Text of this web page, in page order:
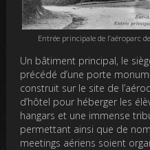
Entrée principale de l’aéroparc
Un bâtiment principal, le
précédé d’une porte
construit sur le site de
d’hôtel pour héberger les
hangars et une immense
permettant ainsi que de
meetings aériens soient